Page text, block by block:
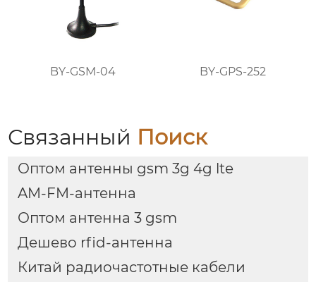
BY-GSM-04 BY-GPS-252
Связанный Поиск
Оптом антенны gsm 3g 4g lte
AM-FM-антенна
Оптом антенна 3 gsm
Дешево rfid-антенна
Китай радиочастотные кабели